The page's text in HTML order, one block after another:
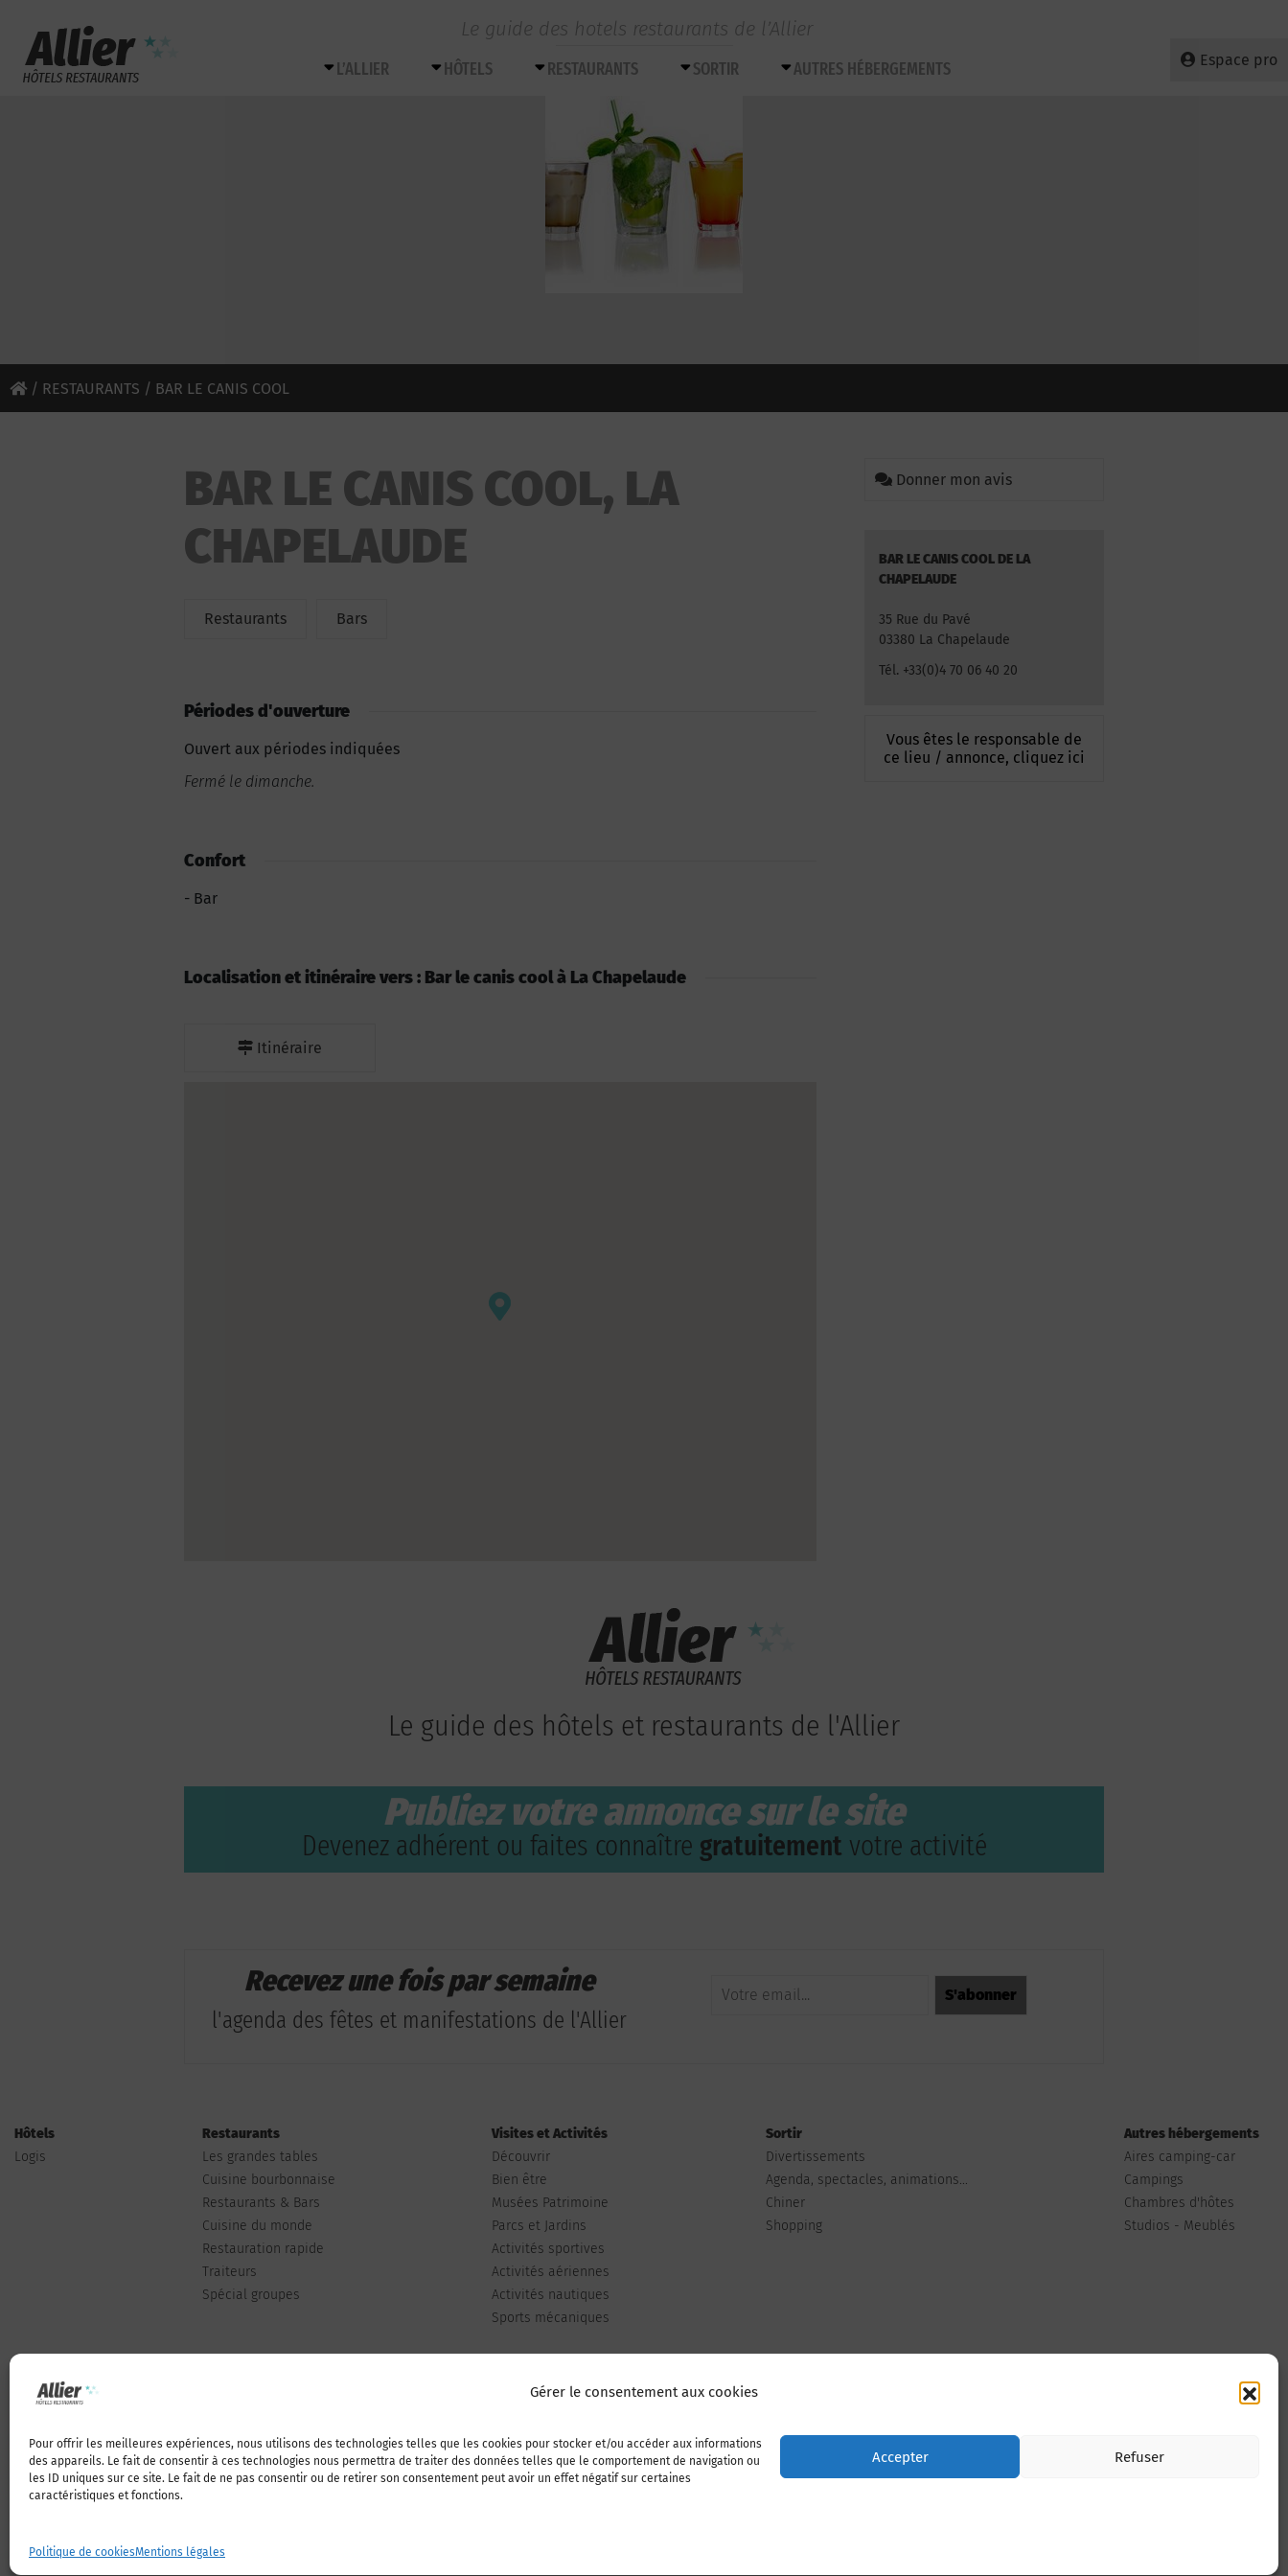
Gérer le consentement aux cookies
Pour offrir les meilleures expériences, nous utilisons des technologies telles que les cookies pour stocker et/ou accéder aux informations
des appareils. Le fait de consentir à ces technologies nous permettra de traiter des données telles que le comportement de navigation ou
les ID uniques sur ce site. Le fait de ne pas consentir ou de retirer son consentement peut avoir un effet négatif sur certaines
caractéristiques et fonctions.
Accepter Refuser
Politique de cookiesMentions légales
Le guide des hotels restaurants de l’Allier
Espace pro
L’ALLIER HÔTELS RESTAURANTS SORTIR AUTRES HÉBERGEMENTS
/ RESTAURANTS / BAR LE CANIS COOL
BAR LE CANIS COOL, LA
CHAPELAUDE
Restaurants Bars
Donner mon avis
BAR LE CANIS COOL DE LA
CHAPELAUDE
35 Rue du Pavé
03380 La Chapelaude
Tél. +33(0)4 70 06 40 20
Vous êtes le responsable de
ce lieu / annonce, cliquez ici
Périodes d'ouverture
Ouvert aux périodes indiquées
Fermé le dimanche.
Confort
Bar
Localisation et itinéraire vers : Bar le canis cool à La Chapelaude
Itinéraire
Le guide des hôtels et restaurants de l'Allier
Publiez votre annonce sur le site
Devenez adhérent ou faites connaître gratuitement votre activité
Recevez une fois par semaine
l'agenda des fêtes et manifestations de l'Allier
Hôtels
Logis
Restaurants
Les grandes tables
Cuisine bourbonnaise
Restaurants & Bars
Cuisine du monde
Restauration rapide
Traiteurs
Spécial groupes
Visites et Activités
Découvrir
Bien être
Musées Patrimoine
Parcs et Jardins
Activités sportives
Activités aériennes
Activités nautiques
Sports mécaniques
Sortir
Divertissements
Agenda, spectacles, animations...
Chiner
Shopping
Autres hébergements
Aires camping-car
Campings
Chambres d'hôtes
Studios - Meublés
Qui sommes-nous Publiez votre annonce Adhérer à l’association Nous contacter